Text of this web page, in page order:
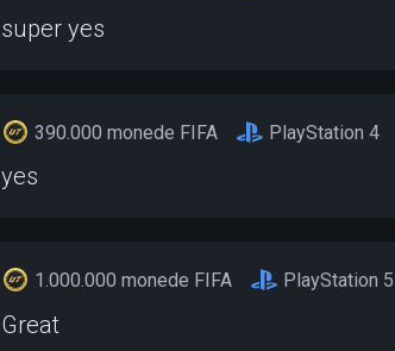
super yes
390.000 monede FIFA PlayStation 4
yes
1.000.000 monede FIFA PlayStation 5
Great